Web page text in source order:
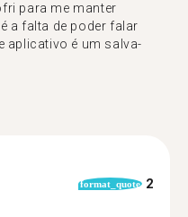
para me manter
a falta de poder falar
aplicativo é um salva-
format_quote 2